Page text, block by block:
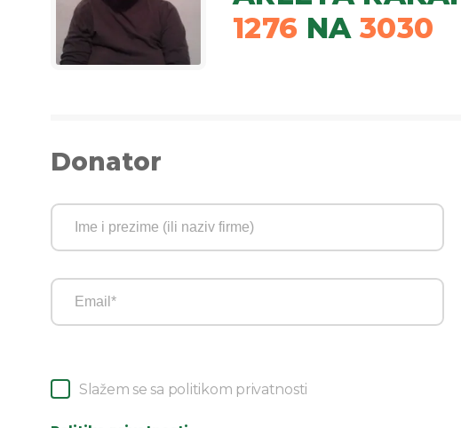
1276 NA 3030
Donator
Slažem se sa politikom privatnosti